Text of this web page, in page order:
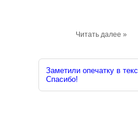
Читать далее »
Заметили опечатку в
Спасибо!